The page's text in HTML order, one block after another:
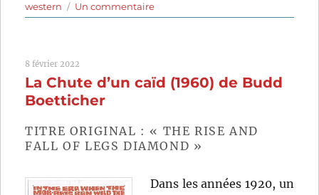
western
Un commentairesur
Décision
de
8 février 2022
La Chute d’un caïd (1960) de Budd
Boetticher
TITRE ORIGINAL : « THE RISE AND
FALL OF LEGS DIAMOND »
Dans les années 1920, un